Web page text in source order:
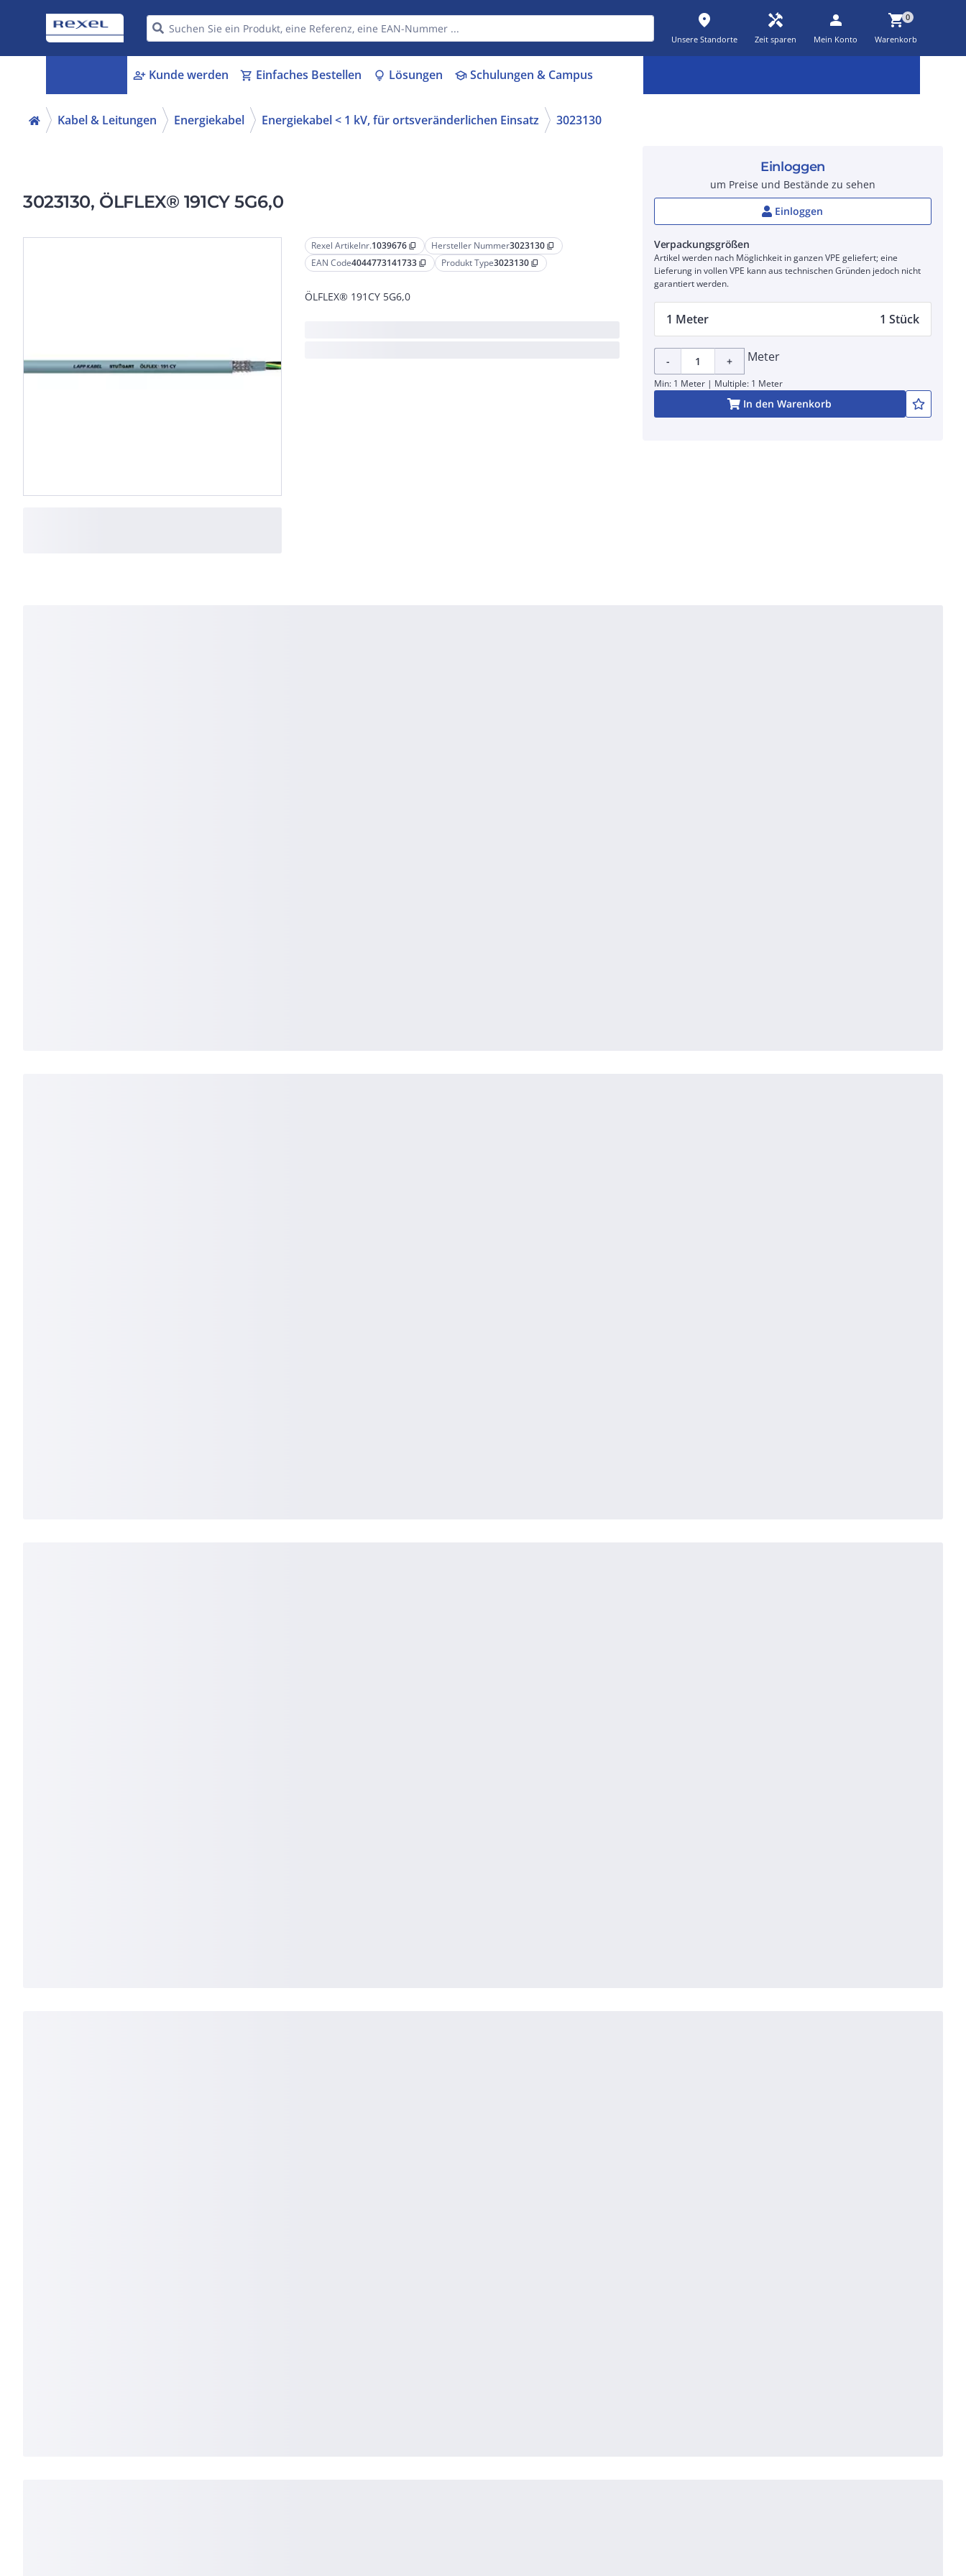
place
Unsere Standorte
handyman
Zeit sparen
person
Mein Konto
shopping_cart0
Warenkorb
person_add Kunde werden shopping_cart Einfaches Bestellen lightbulb Lösungen schoolSchulungen & Campus
Kabel & Leitungen Energiekabel Energiekabel < 1 kV, für ortsveränderlichen Einsatz 3023130
3023130, ÖLFLEX® 191CY 5G6,0
Rexel Artikelnr.1039676 content_copy Hersteller Nummer3023130 content_copy
EAN Code4044773141733 content_copy Produkt Type3023130 content_copy
ÖLFLEX® 191CY 5G6,0
Einloggen
um Preise und Bestände zu sehen
Einloggen
Verpackungsgrößen
Artikel werden nach Möglichkeit in ganzen VPE geliefert; eine
Lieferung in vollen VPE kann aus technischen Gründen jedoch nicht
garantiert werden.
1 Meter 1 Stück
- + Meter
Min: 1 Meter | Multiple: 1 Meter
In den Warenkorb